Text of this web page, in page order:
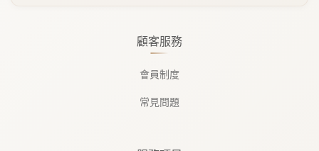
顧客服務
會員制度
常見問題